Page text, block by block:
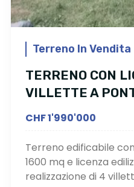
Terreno In Vendita
TERRENO CON
VILLETTE A
CHF 1'990'000
Terreno edificabile
1600 mq e licenza
realizzazione di 4